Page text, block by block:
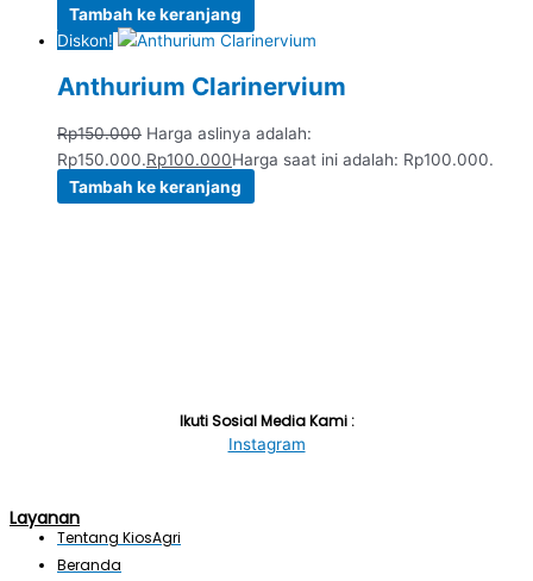
Tambah ke keranjang
Diskon!
Anthurium Clarinervium
Rp150.000 Harga aslinya adalah:
Rp150.000.Rp100.000Harga saat ini adalah: Rp100.000.
Tambah ke keranjang
Ikuti Sosial Media Kami :
Instagram
Layanan
Tentang KiosAgri
Beranda